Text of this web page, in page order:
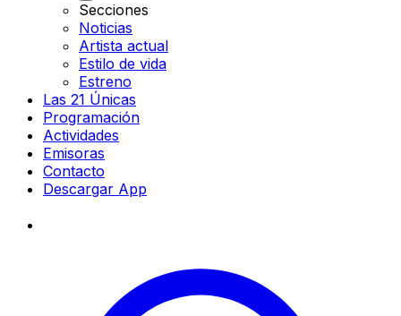
Secciones
Noticias
Artista actual
Estilo de vida
Estreno
Las 21 Únicas
Programación
Actividades
Emisoras
Contacto
Descargar App